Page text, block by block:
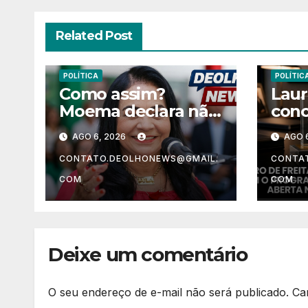
Related Post
POLÍTICA
Como assim?
Moema declara não
ter nenhum
patrimônio após 30
anos na vida
pública?
AGO 6, 2026
CONTATO.DEOLHONEWS@GMAIL.
COM
AGO
COM
Deixe um comentário
O seu endereço de e-mail não será publicado.